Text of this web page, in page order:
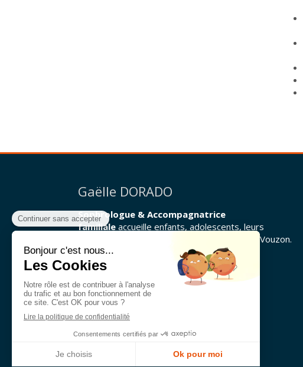
Gaëlle DORADO
Sophrologue & Accompagnatrice
familiale accueille enfants, adolescents, leurs
parents, adultes, seniors dans son cabinet à Vouzon.
DuLundi de9hà19h30
©2021 Gaëlle DORADO - Sophrologie